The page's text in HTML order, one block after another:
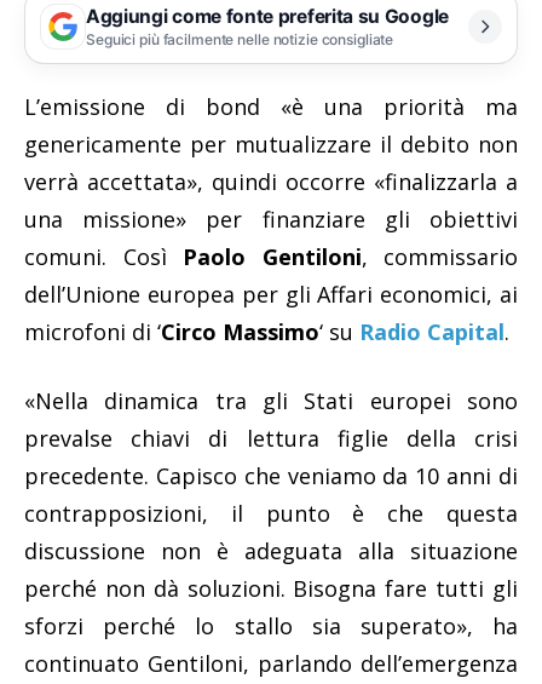
Aggiungi come fonte preferita su Google
Seguici più facilmente nelle notizie consigliate
L’emissione di bond «è una priorità ma
genericamente per mutualizzare il debito non
verrà accettata», quindi occorre «finalizzarla a
una missione» per finanziare gli obiettivi
comuni. Così Paolo Gentiloni, commissario
dell’Unione europea per gli Affari economici, ai
microfoni di ‘Circo Massimo‘ su Radio Capital.
«Nella dinamica tra gli Stati europei sono
prevalse chiavi di lettura figlie della crisi
precedente. Capisco che veniamo da 10 anni di
contrapposizioni, il punto è che questa
discussione non è adeguata alla situazione
perché non dà soluzioni. Bisogna fare tutti gli
sforzi perché lo stallo sia superato», ha
continuato Gentiloni, parlando dell’emergenza